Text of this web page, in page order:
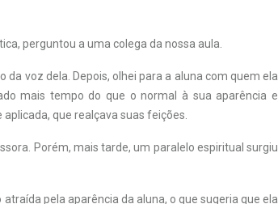
perguntou a uma colega da nossa aula.
voz dela. Depois, olhei para a aluna com quem ela
mais tempo do que o normal à sua aparência e
que realçava suas feições.
Porém, mais tarde, um paralelo espiritual surgiu
pela aparência da aluna, o que sugeria que ela